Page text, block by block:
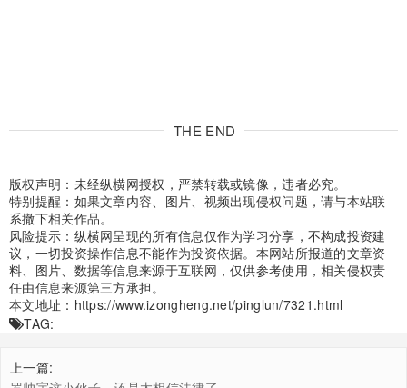
THE END
版权声明：未经纵横网授权，严禁转载或镜像，违者必究。
特别提醒：如果文章内容、图片、视频出现侵权问题，请与本站联
系撤下相关作品。
风险提示：纵横网呈现的所有信息仅作为学习分享，不构成投资建
议，一切投资操作信息不能作为投资依据。本网站所报道的文章资
料、图片、数据等信息来源于互联网，仅供参考使用，相关侵权责
任由信息来源第三方承担。
本文地址： https://www.izongheng.net/pinglun/7321.html
TAG:
上一篇: